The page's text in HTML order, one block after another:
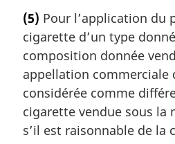
t
e
m
a
g
i
n
(5) Pour l’application du
cigarette d’un type
composition donnée
appellation commerciale
considérée comme
cigarette vendue sous la
s’il est raisonnable de la